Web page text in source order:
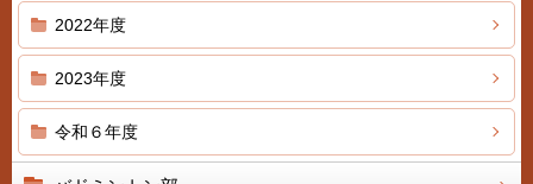
2022年度
2023年度
令和６年度